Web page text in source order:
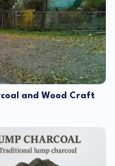
and Wood Craft